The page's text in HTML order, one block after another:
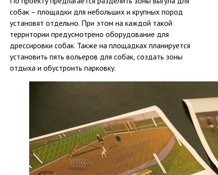
собак – площадки для небольших и крупных пород
установят отдельно. При этом на каждой такой
территории предусмотрено оборудование для
дрессировки собак. Также на площадках планируется
установить пять вольеров для собак, создать зоны
отдыха и обустроить парковку.